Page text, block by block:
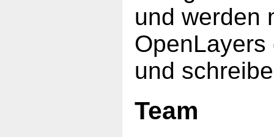
und werden
und
Team